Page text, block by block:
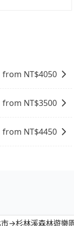
行更低，如此便
且保證前一天中
深度資訊和內
from NT$4050
from NT$3500
from NT$4450
→杉林溪森林遊樂